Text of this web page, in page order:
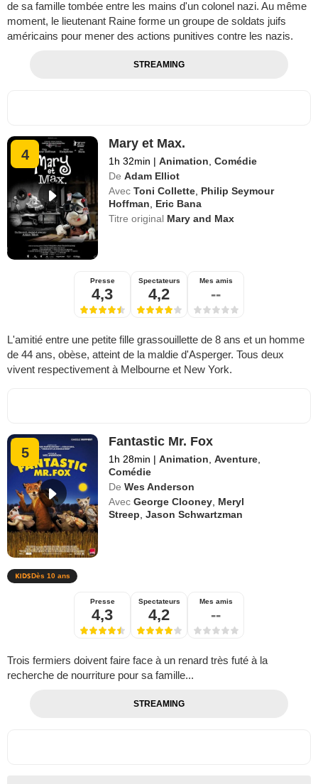
de sa famille tombée entre les mains d'un colonel nazi. Au même
moment, le lieutenant Raine forme un groupe de soldats juifs
américains pour mener des actions punitives contre les nazis.
STREAMING
4
Mary et Max.
1h 32min | Animation ,Comédie
De Adam Elliot
Avec Toni Collette Philip Seymour
Hoffman
Eric Bana
Titre original Mary and Max
Presse
4,3
Spectateurs
4,2
Mes amis
--
L'amitié entre une petite fille grassouillette de 8 ans et un homme
de 44 ans, obèse, atteint de la maldie d'Asperger. Tous deux
vivent respectivement à Melbourne et New York.
5
Fantastic Mr. Fox
1h 28min | Animation ,Aventure
Comédie
De Wes Anderson
Avec George Clooney Meryl
Streep ,Jason Schwartzman
Dès 10 ans
Presse
4,3
Spectateurs
4,2
Mes amis
--
Trois fermiers doivent faire face à un renard très futé à la
recherche de nourriture pour sa famille...
STREAMING